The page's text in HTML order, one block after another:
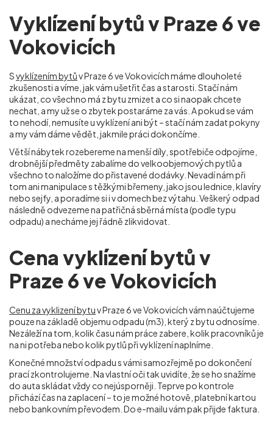
Vyklízení bytů v Praze 6 ve
Vokovicích
Svyklízením bytův Praze 6 ve Vokovicích máme dlouholeté
zkušenosti a víme, jak vám ušetřit čas a starosti. Stačí nám
ukázat, co všechno má z bytu zmizet a co si naopak chcete
nechat, a my už se o zbytek postaráme za vás. A pokud se vám
to nehodí, nemusíte u vyklízení ani být – stačí nám zadat pokyny
a my vám dáme vědět, jakmile práci dokončíme.
Větší nábytek rozebereme na menší díly, spotřebiče odpojíme,
drobnější předměty zabalíme do velkoobjemových pytlů a
všechno to naložíme do přistavené dodávky. Nevadí nám při
tom ani manipulace s těžkými břemeny, jako jsou lednice, klavíry
nebo sejfy, a poradíme si i v domech bez výtahu. Veškerý odpad
následně odvezeme na patřičná sběrná místa (podle typu
odpadu) a necháme jej řádně zlikvidovat.
Cena vyklízení bytů v
Praze 6 ve Vokovicích
Cenu za vyklizení bytuv Praze 6 ve Vokovicích vám naúčtujeme
pouze na základě objemu odpadu (m3), který z bytu odnosíme.
Nezáleží na tom, kolik času nám práce zabere, kolik pracovníků je
na ni potřeba nebo kolik pytlů při vyklízení naplníme.
Konečné množství odpadu s vámi samozřejmě po dokončení
prací zkontrolujeme. Na vlastní oči tak uvidíte, že se ho snažíme
do auta skládat vždy co nejúsporněji. Teprve po kontrole
přichází čas na zaplacení – to je možné hotově, platební kartou
nebo bankovním převodem. Do e-mailu vám pak přijde faktura.